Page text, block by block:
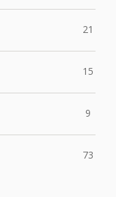
21
15
9
73